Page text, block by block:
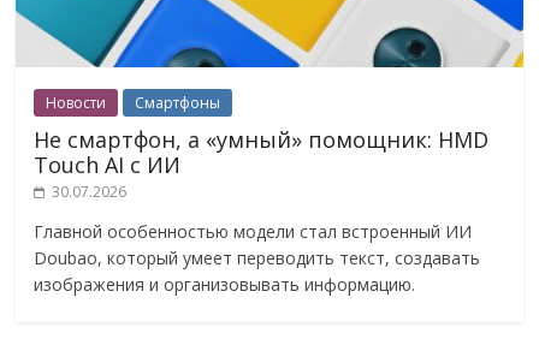
Новости Смартфоны
Не смартфон, а «умный» помощник: HMD
Touch AI с ИИ
30.07.2026
Главной особенностью модели стал встроенный ИИ
Doubao, который умеет переводить текст, создавать
изображения и организовывать информацию.